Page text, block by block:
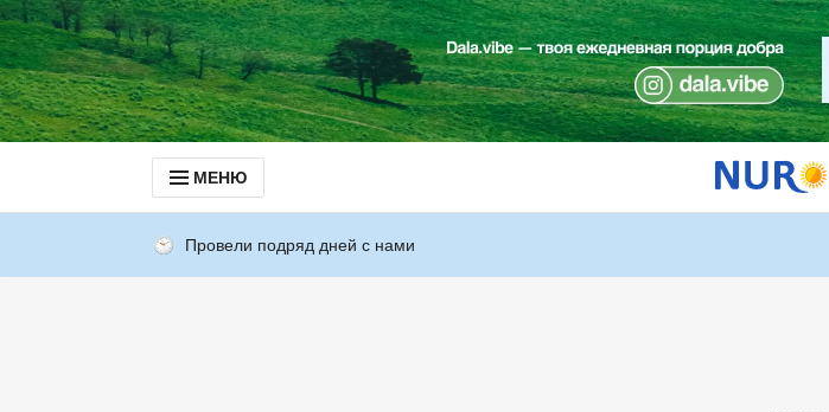
МЕНЮ
Провели подряд дней с нами